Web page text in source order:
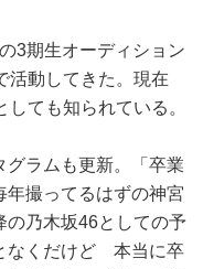
3期生オーディション
活動してきた。現在
ても知られている。
ラムも更新。「卒業
撮ってるはずの神宮
乃木坂46としての予
なくだけど 本当に卒